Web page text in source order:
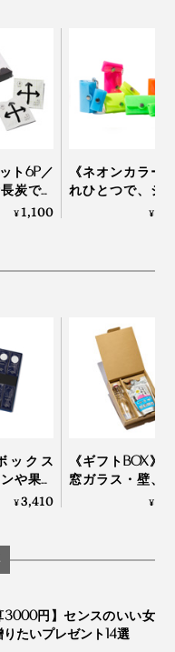
クします。
ミの代表「ツル」、日
動物園の人気者がそろ
ト6P／
炭でて
った、お
¥1,100
《ネオンカラー
れひとつで、ジ
旅行・アウト
¥
ックス
や果実
り”でリ
ンプー
トセッ
・
ャムレ
新月
¥3,410
《ギフトBOX》
窓ガラス・壁、
た後のぞうきん
¥
3000円】センスのいい女
たいプレゼント14選